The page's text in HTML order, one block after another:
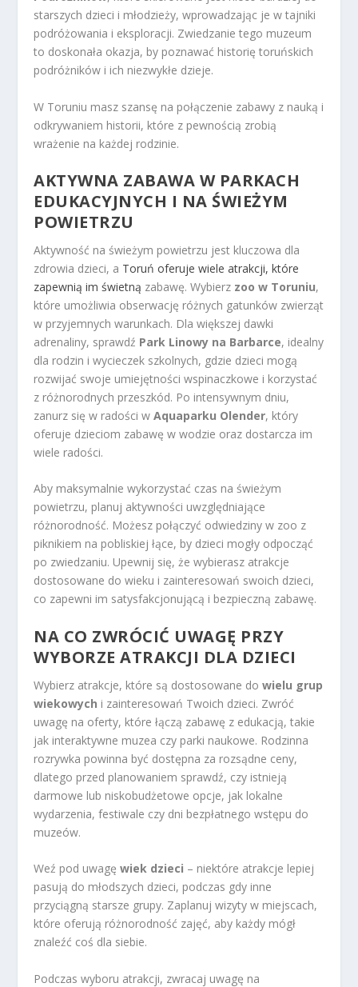
starszych dzieci i młodzieży, wprowadzając je w tajniki
podróżowania i eksploracji. Zwiedzanie tego muzeum
to doskonała okazja, by poznawać historię toruńskich
podróżników i ich niezwykłe dzieje.
W Toruniu masz szansę na połączenie zabawy z nauką i
odkrywaniem historii, które z pewnością zrobią
wrażenie na każdej rodzinie.
AKTYWNA ZABAWA W PARKACH
EDUKACYJNYCH I NA ŚWIEŻYM
POWIETRZU
Aktywność na świeżym powietrzu jest kluczowa dla
zdrowia dzieci, a Toruń oferuje wiele atrakcji, które
zapewnią im świetną zabawę. Wybierz zoo w Toruniu,
które umożliwia obserwację różnych gatunków zwierząt
w przyjemnych warunkach. Dla większej dawki
adrenaliny, sprawdź Park Linowy na Barbarce, idealny
dla rodzin i wycieczek szkolnych, gdzie dzieci mogą
rozwijać swoje umiejętności wspinaczkowe i korzystać
z różnorodnych przeszkód. Po intensywnym dniu,
zanurz się w radości wAquaparku Olender, który
oferuje dzieciom zabawę w wodzie oraz dostarcza im
wiele radości.
Aby maksymalnie wykorzystać czas na świeżym
powietrzu, planuj aktywności uwzględniające
różnorodność. Możesz połączyć odwiedziny w zoo z
piknikiem na pobliskiej łące, by dzieci mogły odpocząć
po zwiedzaniu. Upewnij się, że wybierasz atrakcje
dostosowane do wieku i zainteresowań swoich dzieci,
co zapewni im satysfakcjonującą i bezpieczną zabawę.
NA CO ZWRÓCIĆ UWAGĘ PRZY
WYBORZE ATRAKCJI DLA DZIECI
Wybierz atrakcje, które są dostosowane dowielu grup
wiekowych i zainteresowań Twoich dzieci. Zwróć
uwagę na oferty, które łączą zabawę z edukacją, takie
jak interaktywne muzea czy parki naukowe. Rodzinna
rozrywka powinna być dostępna za rozsądne ceny,
dlatego przed planowaniem sprawdź, czy istnieją
darmowe lub niskobudżetowe opcje, jak lokalne
wydarzenia, festiwale czy dni bezpłatnego wstępu do
muzeów.
Weź pod uwagęwiek dzieci – niektóre atrakcje lepiej
pasują do młodszych dzieci, podczas gdy inne
przyciągną starsze grupy. Zaplanuj wizyty w miejscach,
które oferują różnorodność zajęć, aby każdy mógł
znaleźć coś dla siebie.
Podczas wyboru atrakcji, zwracaj uwagę na